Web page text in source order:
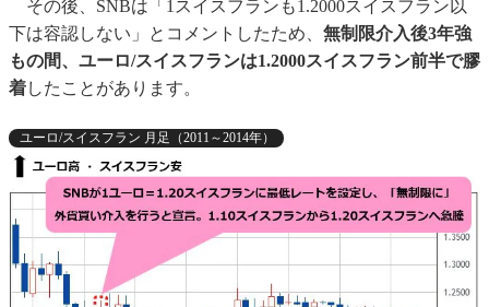
その後、SNBは「1スイスフランも1.2000スイスフラン以
下は容認しない」とコメントしたため、 無制限介入後3年強
もの間、ユーロ/スイスフランは1.2000スイスフラン前半で膠
着したことがあります。
ユーロ/スイスフラン 月足（2011～2014年）